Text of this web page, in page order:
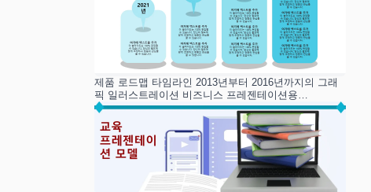
제품 로드맵 타임라인 2013년부터 2016년까지의 그래
픽 일러스트레이션 비즈니스 프레젠테이션용
PowerPoint 템플릿 슬라이드